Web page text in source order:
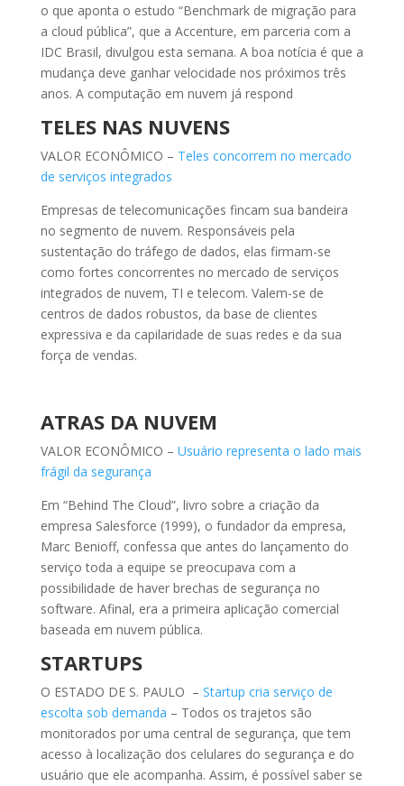
o que aponta o estudo “Benchmark de migração para
a cloud pública”, que a Accenture, em parceria com a
IDC Brasil, divulgou esta semana. A boa notícia é que a
mudança deve ganhar velocidade nos próximos três
anos. A computação em nuvem já respond
TELES NAS NUVENS
VALOR ECONÔMICO – Teles concorrem no mercado
de serviços integrados
Empresas de telecomunicações fincam sua bandeira
no segmento de nuvem. Responsáveis pela
sustentação do tráfego de dados, elas firmam-se
como fortes concorrentes no mercado de serviços
integrados de nuvem, TI e telecom. Valem-se de
centros de dados robustos, da base de clientes
expressiva e da capilaridade de suas redes e da sua
força de vendas.
ATRAS DA NUVEM
VALOR ECONÔMICO – Usuário representa o lado mais
frágil da segurança
Em “Behind The Cloud”, livro sobre a criação da
empresa Salesforce (1999), o fundador da empresa,
Marc Benioff, confessa que antes do lançamento do
serviço toda a equipe se preocupava com a
possibilidade de haver brechas de segurança no
software. Afinal, era a primeira aplicação comercial
baseada em nuvem pública.
STARTUPS
O ESTADO DE S. PAULO ­ – Startup cria serviço de
escolta sob demanda – Todos os trajetos são
monitorados por uma central de segurança, que tem
acesso à localização dos celulares do segurança e do
usuário que ele acompanha. Assim, é possível saber se